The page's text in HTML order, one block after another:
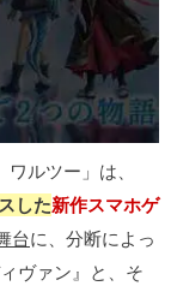
ルツー」は、
した新作スマホゲ
台に、分断によっ
ヴァン』と、そ